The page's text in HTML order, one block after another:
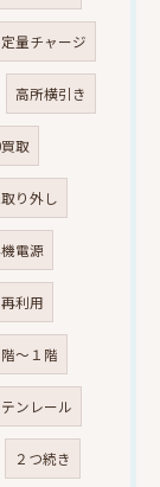
量チャージ
高所横引き
取
り外し
電源
利用
～１階
ンレール
２つ続き